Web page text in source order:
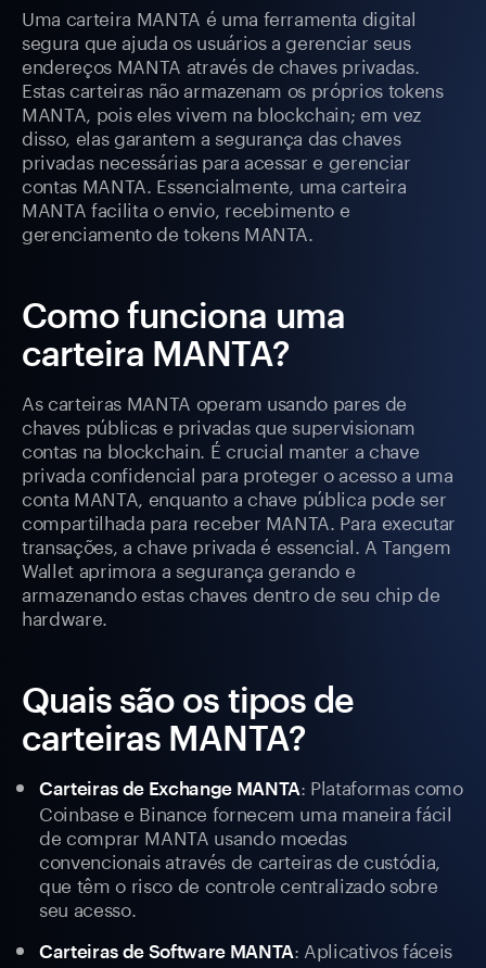
Uma carteira MANTA é uma ferramenta digital
segura que ajuda os usuários a gerenciar seus
endereços MANTA através de chaves privadas.
Estas carteiras não armazenam os próprios tokens
MANTA, pois eles vivem na blockchain; em vez
disso, elas garantem a segurança das chaves
privadas necessárias para acessar e gerenciar
contas MANTA. Essencialmente, uma carteira
MANTA facilita o envio, recebimento e
gerenciamento de tokens MANTA.
Como funciona uma
carteira MANTA?
As carteiras MANTA operam usando pares de
chaves públicas e privadas que supervisionam
contas na blockchain. É crucial manter a chave
privada confidencial para proteger o acesso a uma
conta MANTA, enquanto a chave pública pode ser
compartilhada para receber MANTA. Para executar
transações, a chave privada é essencial. A Tangem
Wallet aprimora a segurança gerando e
armazenando estas chaves dentro de seu chip de
hardware.
Quais são os tipos de
carteiras MANTA?
Carteiras de Exchange MANTA: Plataformas como
Coinbase e Binance fornecem uma maneira fácil
de comprar MANTA usando moedas
convencionais através de carteiras de custódia,
que têm o risco de controle centralizado sobre
seu acesso.
Carteiras de Software MANTA: Aplicativos fáceis